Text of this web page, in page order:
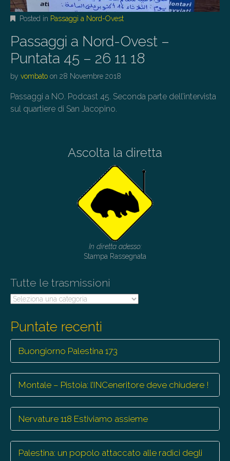
Posted in Passaggi a Nord-Ovest
Passaggi a Nord-Ovest –
Puntata 45 – 26 11 18
by vombato on 28 Novembre 2018
Passaggi a NO. Podcast 45. Seconda parte dell’intervista
sul quartiere di San Jacopino.
Ascolta la diretta
In diretta adesso:
Stampa Rassegnata
Tutte le trasmissioni
Tutte
Puntate recenti
Buongiorno Palestina 173
Montale – Pistoia: l’INCeneritore deve chiudere !
Nervature 118 Estiviamo assieme
Palestina: un popolo attaccato alle radici degli